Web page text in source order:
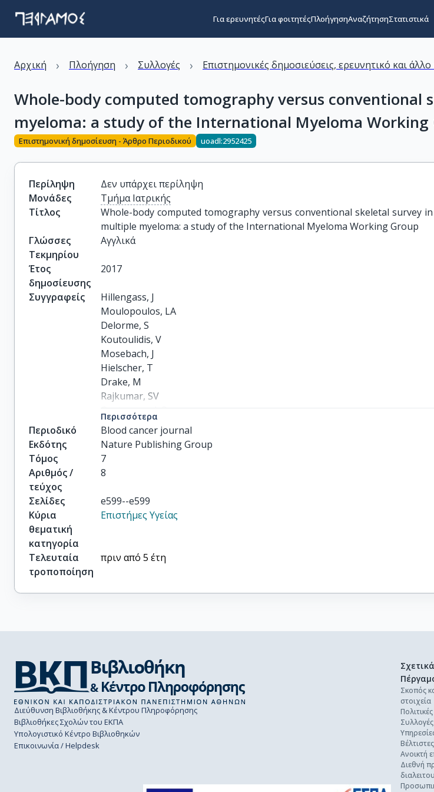
Για ερευνητέςΓια φοιτητέςΠλοήγησηΑναζήτησηΣτατιστικά
Αρχική › Πλοήγηση › Συλλογές › Επιστημονικές δημοσιεύσεις, ερευνητικό και άλλο
Whole-body computed tomography versus
myeloma: a study of the International Myeloma Working
Επιστημονική δημοσίευση - Άρθρο Περιοδικού uoadl:2952425
Περίληψη
Δεν υπάρχει περίληψη
Μονάδες
Τμήμα Ιατρικής
Τίτλος
Whole-body computed tomography versus conventional skeletal survey
multiple myeloma: a study of the International Myeloma Working Group
Γλώσσες
Τεκμηρίου
Αγγλικά
Έτος
δημοσίευσης
2017
Συγγραφείς
Hillengass, J
Moulopoulos, LA
Delorme, S
Koutoulidis, V
Mosebach, J
Hielscher, T
Drake, M
Rajkumar, SV
Oestergaard, B
Abildgaard, N
others
Περισσότερα
Περιοδικό
Blood cancer journal
Εκδότης
Nature Publishing Group
Τόμος
7
Αριθμός /
τεύχος
8
Σελίδες
e599--e599
Κύρια
θεματική
κατηγορία
Επιστήμες Υγείας
Τελευταία
τροποποίηση
πριν από 5 έτη
Διεύθυνση Βιβλιοθήκης & Κέντρου Πληροφόρησης
Βιβλιοθήκες Σχολών του ΕΚΠΑ
Υπολογιστικό Κέντρο Βιβλιοθηκών
Επικοινωνία / Helpdesk
Σκοπός
στοιχεία
Πολιτικές
Ανοικτή
Διεθνή